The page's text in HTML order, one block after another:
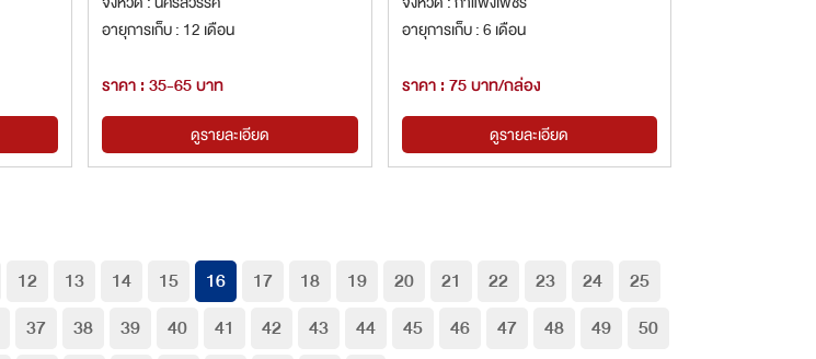
อายุการเก็บ : 12 เดือน
ราคา : 35-65 บาท
ดูรายละเอียด
อายุการเก็บ : 6 เดือน
ราคา : 75 บาท/กล่อง
ดูรายละเอียด
12 13 14 15 16 17 18 19 20 21 22 23 24
25
37 38 39 40 41 42 43 44 45 46 47 48 49
50